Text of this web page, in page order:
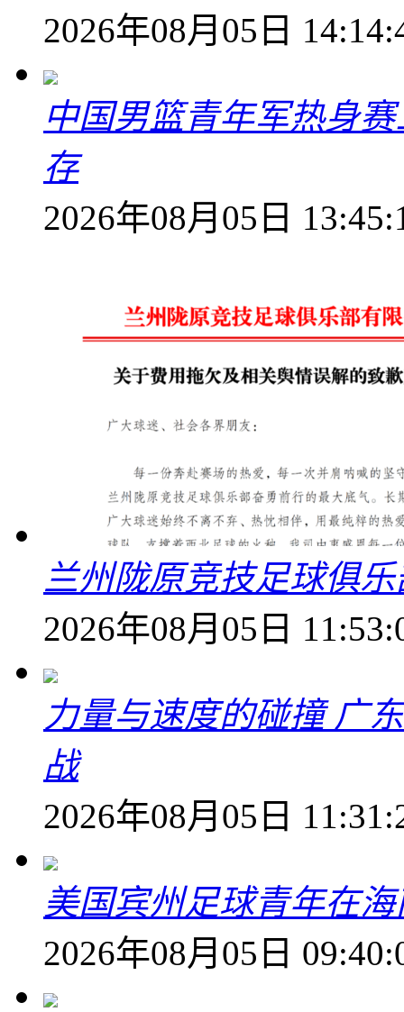
2026年08月05日
中国男篮青年军热身
存
2026年08月05日
兰州陇原竞技足球俱
2026年08月05日
力量与速度的碰撞 广
战
2026年08月05日
美国宾州足球青年在
2026年08月05日